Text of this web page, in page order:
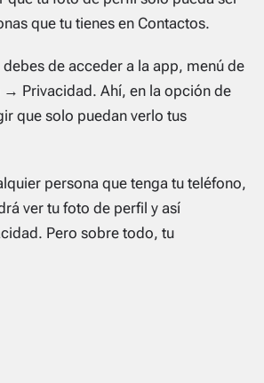
que tu tienes en Contactos.
de acceder a la app, menú de
Privacidad. Ahí, en la opción de
que solo puedan verlo tus
persona que tenga tu teléfono,
ver tu foto de perfil y así
Pero sobre todo, tu